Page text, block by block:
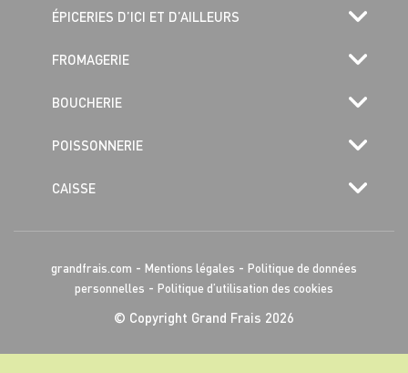
ÉPICERIES D’ICI ET D’AILLEURS
FROMAGERIE
BOUCHERIE
POISSONNERIE
CAISSE
grandfrais.com - Mentions légales - Politique de données
personnelles - Politique d’utilisation des cookies
© Copyright Grand Frais 2026